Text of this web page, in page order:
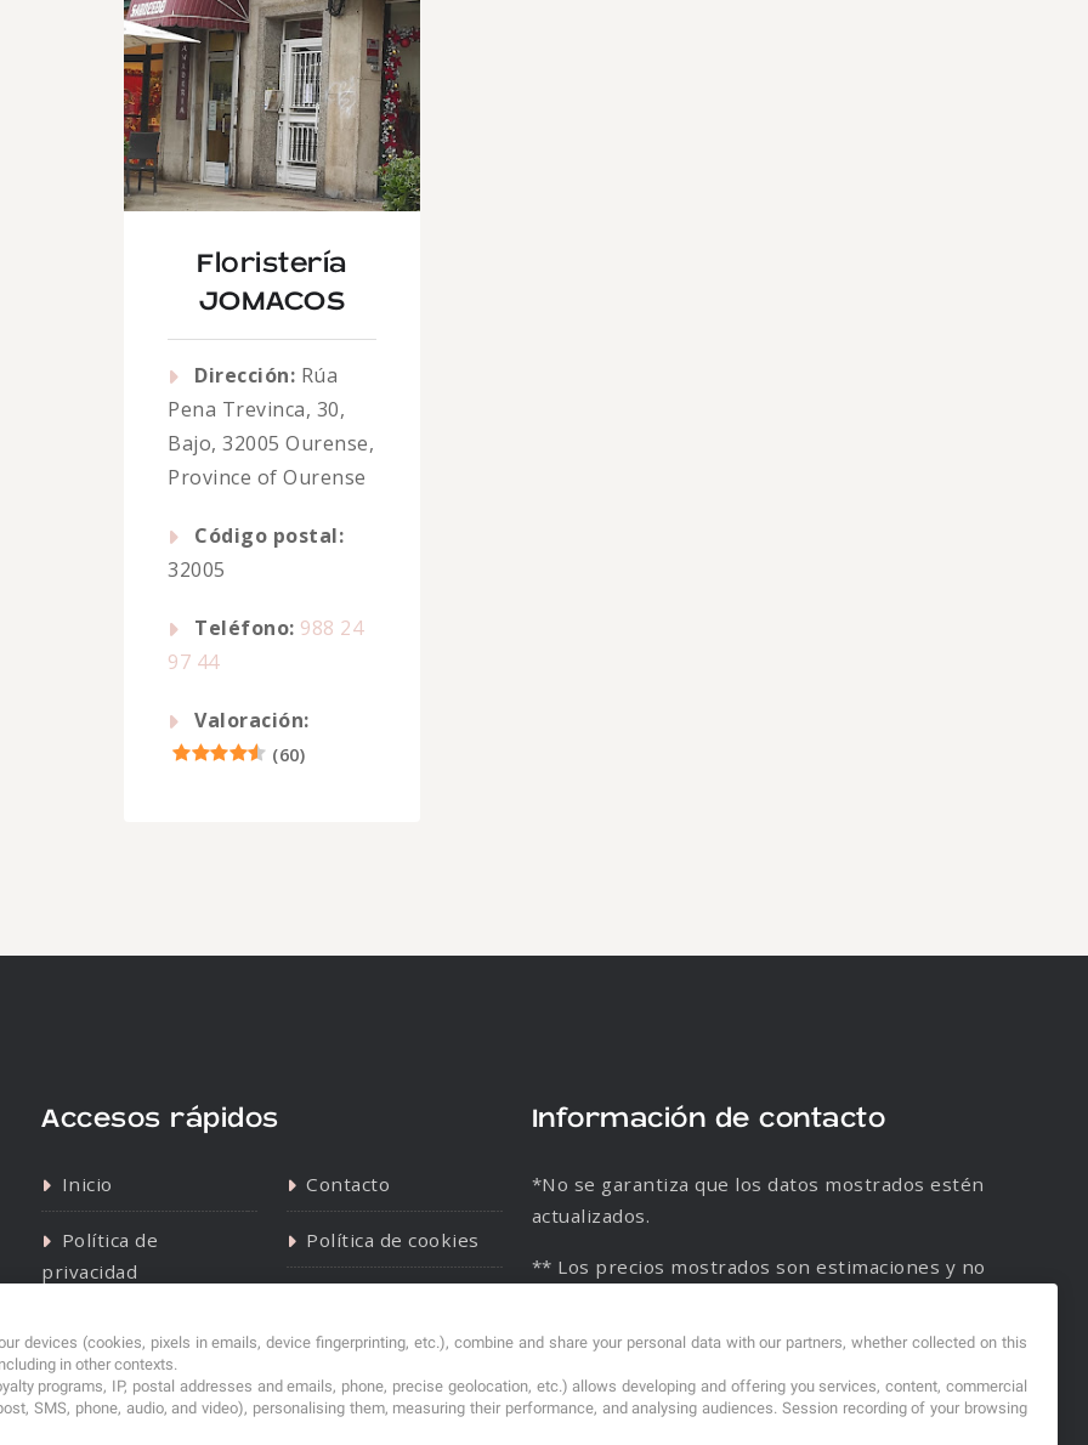
Floristería
JOMACOS
Dirección: Rúa
Pena Trevinca, 30,
Bajo, 32005 Ourense,
Province of Ourense
Código postal:
32005
Teléfono: 988 24
97 44
Valoración:
(60)
Accesos rápidos
Inicio Contacto
Política de
privacidad
Política de cookies
Información de contacto
*No se garantiza que los datos mostrados estén
actualizados.
** Los precios mostrados son estimaciones y no
devices (cookies, pixels in emails, device fingerprinting, etc.), combine and share your personal data with our partners, whether collected on this
in other contexts.
programs, IP, postal addresses and emails, phone, precise geolocation, etc.) allows developing and offering you services, content, commercial
SMS, phone, audio, and video), personalising them, measuring their performance, and analysing audiences. Session recording of your browsing